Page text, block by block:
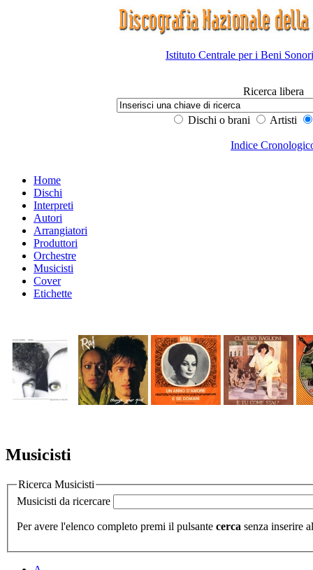
Istituto Centrale per i Beni
Ricerca libera
Dischi o brani Artisti
Indice
Home
Dischi
Interpreti
Autori
Arrangiatori
Produttori
Orchestre
Musicisti
Cover
Etichette
Musicisti
Ricerca Musicisti
Musicisti da ricercare
Per avere l'elenco completo premi il pulsante cerca senza inserire